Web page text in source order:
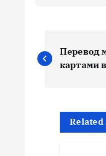
Н
а
Перевод
картами
Related